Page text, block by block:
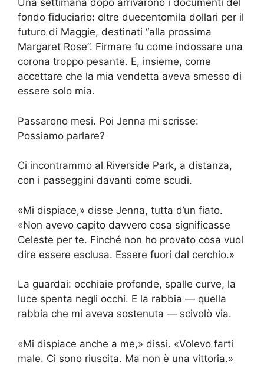
Una settimana dopo arrivarono i documenti del
fondo fiduciario: oltre duecentomila dollari per il
futuro di Maggie, destinati “alla prossima
Margaret Rose”. Firmare fu come indossare una
corona troppo pesante. E, insieme, come
accettare che la mia vendetta aveva smesso di
essere solo mia.
Passarono mesi. Poi Jenna mi scrisse:
Possiamo parlare?
Ci incontrammo al Riverside Park, a distanza,
con i passeggini davanti come scudi.
«Mi dispiace,» disse Jenna, tutta d’un fiato.
«Non avevo capito davvero cosa significasse
Celeste per te. Finché non ho provato cosa vuol
dire essere esclusa. Essere fuori dal cerchio.»
La guardai: occhiaie profonde, spalle curve, la
luce spenta negli occhi. E la rabbia — quella
rabbia che mi aveva sostenuta — scivolò via.
«Mi dispiace anche a me,» dissi. «Volevo farti
male. Ci sono riuscita. Ma non è una vittoria.»